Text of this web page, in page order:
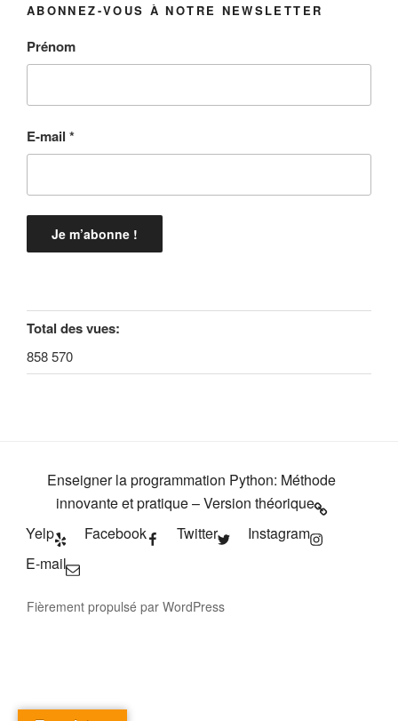
ABONNEZ-VOUS À NOTRE NEWSLETTER
Prénom
E-mail *
Total des vues:
858 570
Enseigner la programmation Python: Méthode
innovante et pratique – Version théorique
Yelp
Facebook Twitter
Instagram
E-mail
Fièrement propulsé par WordPress